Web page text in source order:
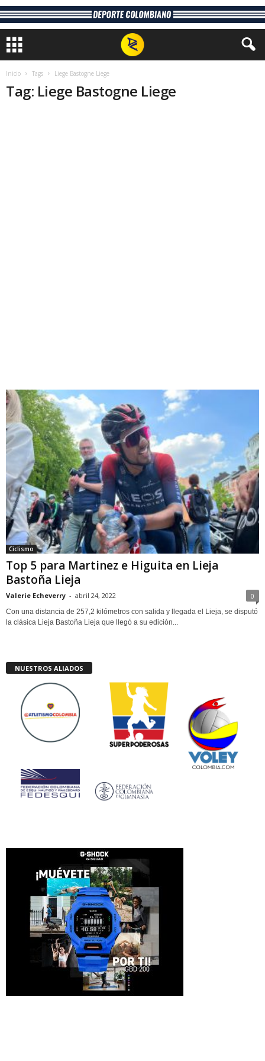
Inicio Tags Liege Bastogne Liege
Tag: Liege Bastogne Liege
Ciclismo
Top 5 para Martinez e Higuita en Lieja
Bastoña Lieja
Valerie Echeverry - abril 24, 2022 0
Con una distancia de 257,2 kilómetros con salida y llegada el Lieja, se disputó
la clásica Lieja Bastoña Lieja que llegó a su edición...
NUESTROS ALIADOS